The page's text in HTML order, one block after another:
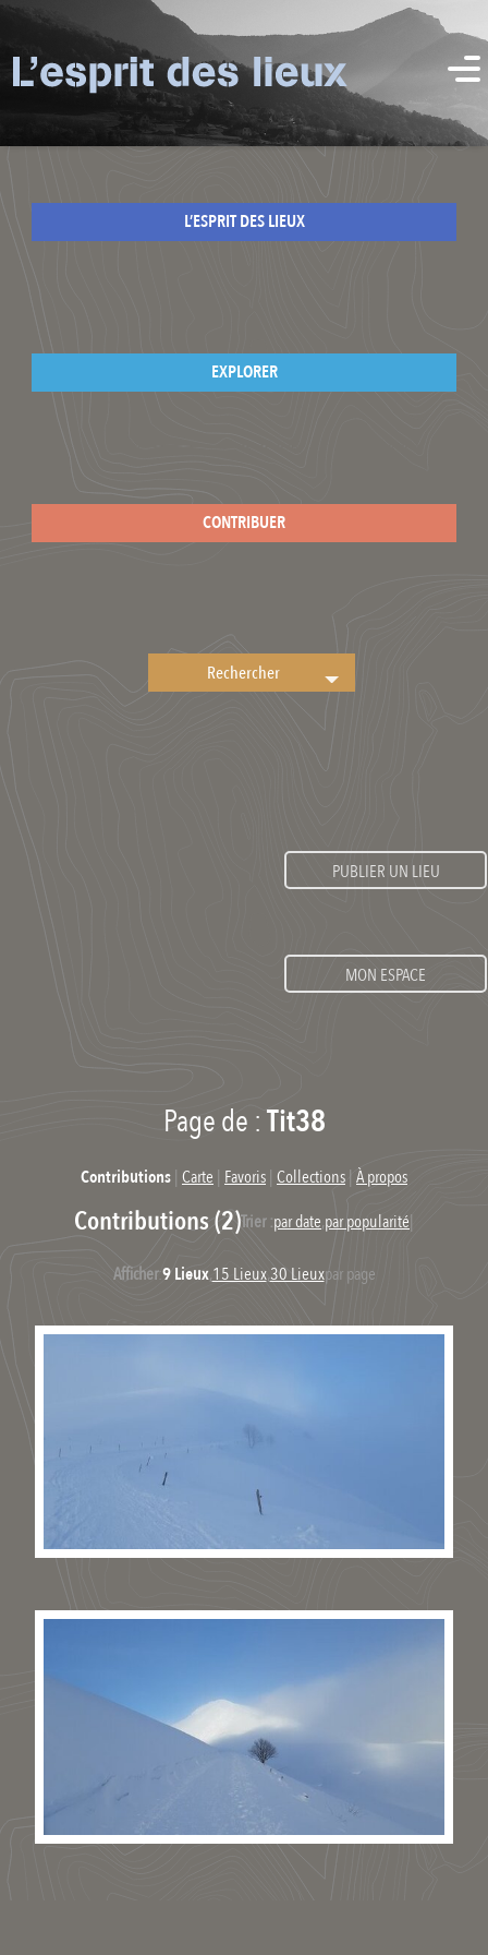
L’ESPRIT DES LIEUX
EXPLORER
CONTRIBUER
PUBLIER UN LIEU
MON ESPACE
Page de :Tit38
Contributions| Carte | Favoris| Collections| À propos
Contributions (2)Trier :par date,par popularité|
Afficher:9 Lieux,15 Lieux,30 Lieuxpar page